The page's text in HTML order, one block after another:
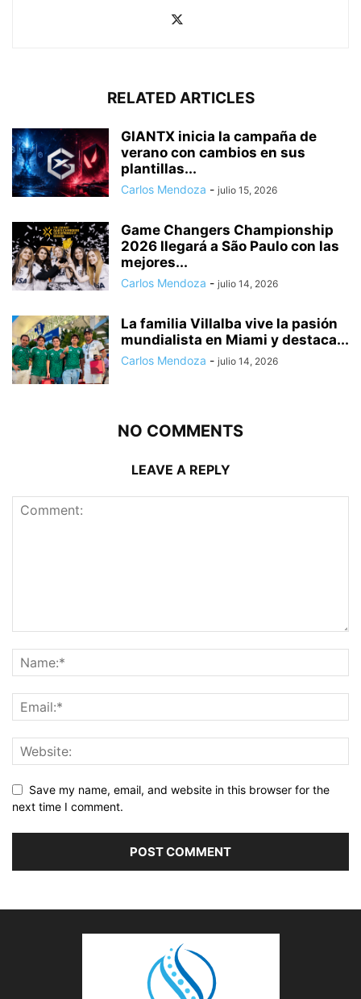
RELATED ARTICLES
GIANTX inicia la campaña de
verano con cambios en sus
plantillas...
Carlos Mendoza - julio 15, 2026
Game Changers Championship
2026 llegará a São Paulo con las
mejores...
Carlos Mendoza - julio 14, 2026
La familia Villalba vive la pasión
mundialista en Miami y destaca...
Carlos Mendoza - julio 14, 2026
NO COMMENTS
LEAVE A REPLY
Save my name, email, and website in this browser for the
next time I comment.